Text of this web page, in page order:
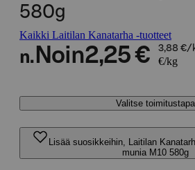
580g
Kaikki Laitilan Kanatarha -tuotteet
n. Noin2,25 € 3,88 €/
€/kg
Valitse toimitustapa
Lisää suosikkeihin, Laitilan
munia M10 580g